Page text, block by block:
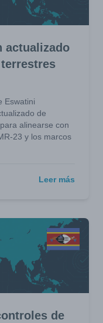
actualizado
Eswatini
de
alinearse con
23 y los marcos
Leer más
de